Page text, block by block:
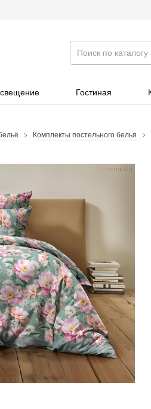
Гостиная
Комплекты постельного белья